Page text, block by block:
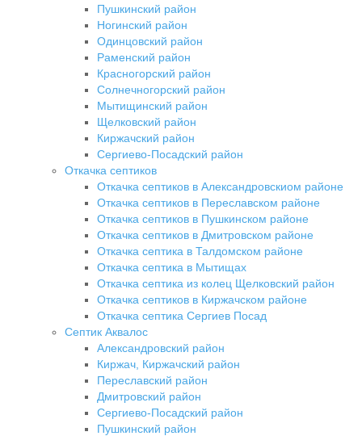
Пушкинский район
Ногинский район
Одинцовский район
Раменский район
Красногорский район
Солнечногорский район
Мытищинский район
Щелковский район
Киржачский район
Сергиево-Посадский район
Откачка септиков
Откачка септиков в Александровскиом районе
Откачка септиков в Переславском районе
Откачка септиков в Пушкинском районе
Откачка септиков в Дмитровском районе
Откачка септика в Талдомском районе
Откачка септика в Мытищах
Откачка септика из колец Щелковский район
Откачка септиков в Киржачском районе
Откачка септика Сергиев Посад
Септик Аквалос
Александровский район
Киржач, Киржачский район
Переславский район
Дмитровский район
Сергиево-Посадский район
Пушкинский район